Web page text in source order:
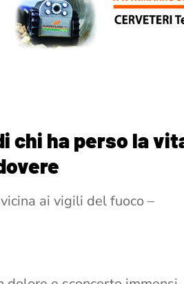
chi ha perso la
ai vigili del fuoco –